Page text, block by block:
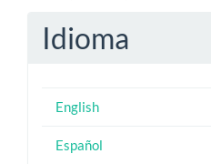
Idioma
English
Español